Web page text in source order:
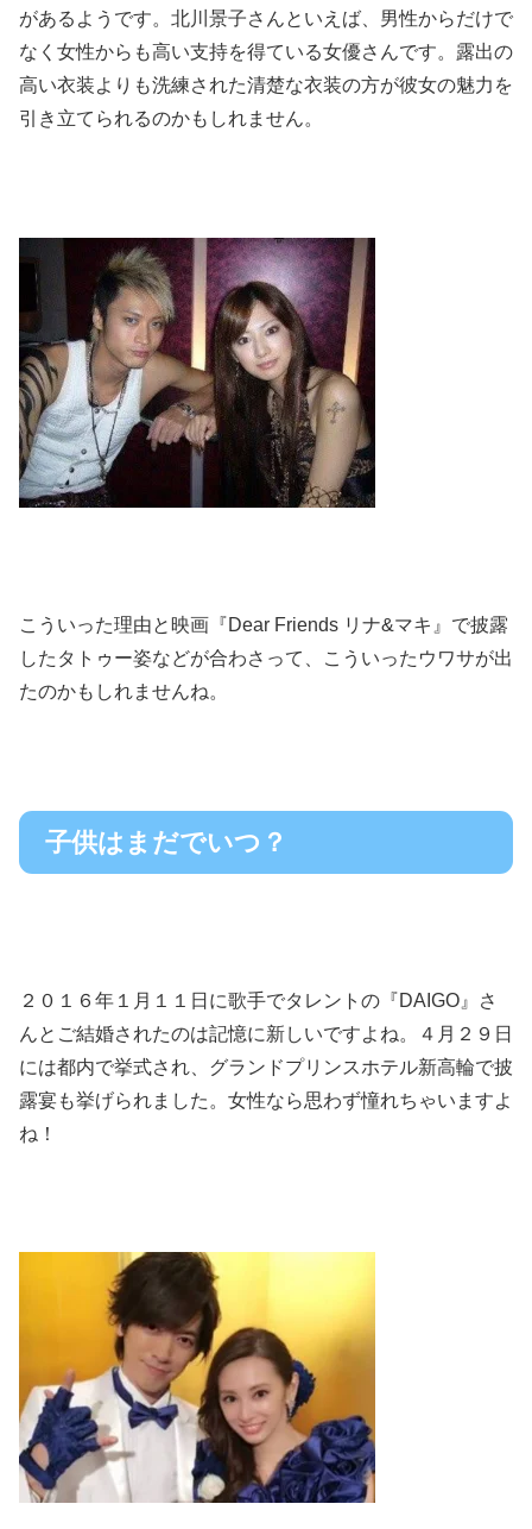
があるようです。北川景子さんといえば、男性からだけで
なく女性からも高い支持を得ている女優さんです。露出の
高い衣装よりも洗練された清楚な衣装の方が彼女の魅力を
引き立てられるのかもしれません。
こういった理由と映画『Dear Friends リナ&マキ』で披露
したタトゥー姿などが合わさって、こういったウワサが出
たのかもしれませんね。
子供はまだでいつ？
２０１６年１月１１日に歌手でタレントの『DAIGO』さ
んとご結婚されたのは記憶に新しいですよね。４月２９日
には都内で挙式され、グランドプリンスホテル新高輪で披
露宴も挙げられました。女性なら思わず憧れちゃいますよ
ね！